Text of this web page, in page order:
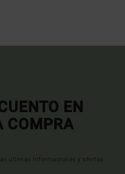
EN
COMPRA
ultimas informaciones y ofertas